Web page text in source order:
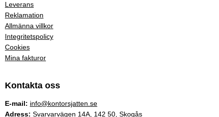
Leverans
Reklamation
Allmänna villkor
Integritetspolicy
Cookies
Mina fakturor
Kontakta oss
E-mail: info@kontorsjatten.se
Adress: Svarvarvägen 14A, 142 50, Skogås